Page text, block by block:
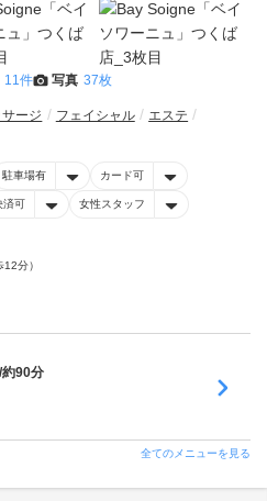
11件 写真 37枚
ージ フェイシャル
エステ
駐車場有 カード可
済可 女性スタッフ
分）
90分
全てのメニューを見る